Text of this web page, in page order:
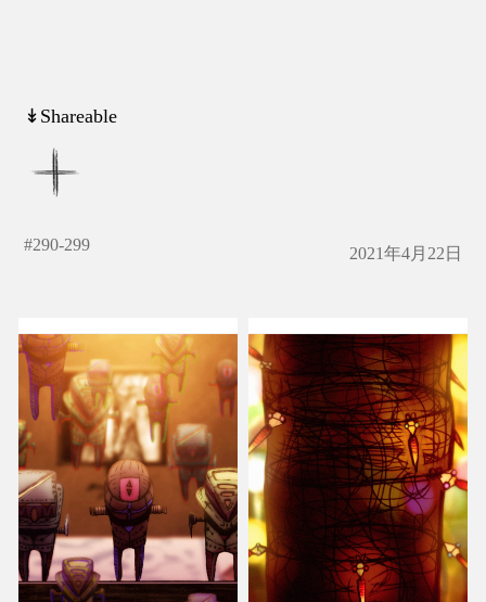
↡Shareable
#290-299 2021年4月22日